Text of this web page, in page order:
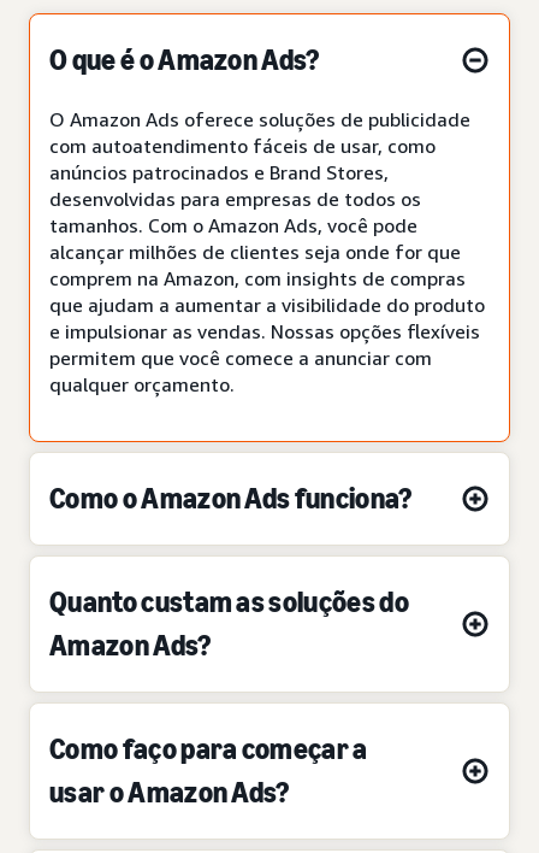
O que é o Amazon Ads?
O Amazon Ads oferece soluções de publicidade
com autoatendimento fáceis de usar, como
anúncios patrocinados e Brand Stores,
desenvolvidas para empresas de todos os
tamanhos. Com o Amazon Ads, você pode
alcançar milhões de clientes seja onde for que
comprem na Amazon, com insights de compras
que ajudam a aumentar a visibilidade do produto
e impulsionar as vendas. Nossas opções flexíveis
permitem que você comece a anunciar com
qualquer orçamento.
Como o Amazon Ads funciona?
Quanto custam as soluções do
Amazon Ads?
Como faço para começar a
usar o Amazon Ads?